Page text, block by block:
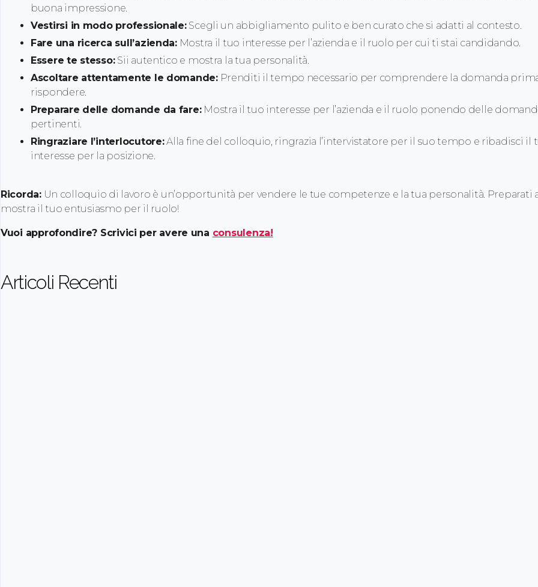
buona impressione.
Vestirsi in modo professionale:Scegli un abbigliamento pulito e ben curato che si adatti al contesto.
Fare una ricerca sull’azienda:Mostra il tuo interesse per l’azienda e il ruolo per cui ti stai candidando.
Essere te stesso:Sii autentico e mostra la tua personalità.
Ascoltare attentamente le domande:Prenditi il tempo necessario per comprendere la domanda
rispondere.
Preparare delle domande da fare:Mostra il tuo interesse per l’azienda e il ruolo ponendo delle
pertinenti.
Ringraziare l’interlocutore:Alla fine del colloquio, ringrazia l’intervistatore per il suo tempo e ribadisci il
interesse per la posizione.
Ricorda:Un colloquio di lavoro è un’opportunità per vendere le tue competenze e la tua personalità. Preparati
mostra il tuo entusiasmo per il ruolo!
Vuoi approfondire? Scrivici per avere una consulenza!
Articoli Recenti